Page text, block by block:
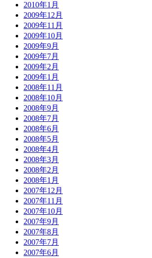
2010年1月
2009年12月
2009年11月
2009年10月
2009年9月
2009年7月
2009年2月
2009年1月
2008年11月
2008年10月
2008年9月
2008年7月
2008年6月
2008年5月
2008年4月
2008年3月
2008年2月
2008年1月
2007年12月
2007年11月
2007年10月
2007年9月
2007年8月
2007年7月
2007年6月